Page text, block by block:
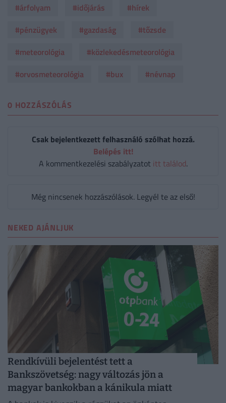
#árfolyam #időjárás
#hírek
#pénzügyek
#gazdaság
#tőzsde
#meteorológia
#közlekedésmeteorológia
#orvosmeteorológia
#bux #névnap
0 HOZZÁSZÓLÁS
Csak bejelentkezett felhasználó szólhat hozzá.
Belépés itt!
A kommentkezelési szabályzatot itt találod.
Még nincsenek hozzászólások. Legyél te az első!
NEKED AJÁNLJUK
Rendkívüli bejelentést tett a
Bankszövetség: nagy változás jön a
magyar bankokban a kánikula miatt